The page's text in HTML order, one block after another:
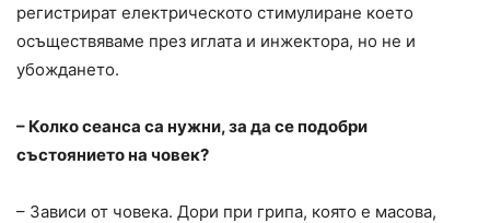
регистрират електрическото стимулиране което
осъществяваме през иглата и инжектора, но не и
убождането.
– Колко сеанса са нужни, за да се подобри
състоянието на човек?
– Зависи от човека. Дори при грипа, която е масова,